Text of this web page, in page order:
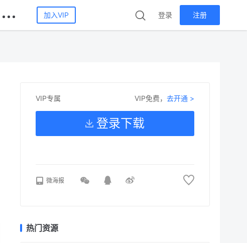
加入VIP 登录 注册
VIP专属 VIP免费，去开通 >
登录下载
微海报
热门资源